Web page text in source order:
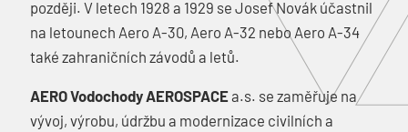
později. V letech 1928 a 1929 se Josef Novák účastnil
na letounech Aero A-30, Aero A-32 nebo Aero A-34
také zahraničních závodů a letů.
AERO Vodochody AEROSPACEa.s. se zaměřuje na
vývoj, výrobu, údržbu a modernizace civilních a